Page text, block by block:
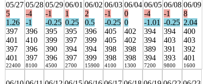
05/27
5
1.26
397
401
397
401
22400
05/28
-4
-1
396
410
396
397
8100
05/29
-1
-0.25
395
399
390
396
4500
06/01
1
0.25
395
397
394
397
2700
06/02
2
0.5
396
399
394
399
15900
06/03
-1
-0.25
405
405
398
398
4100
06/04
0
0
402
402
398
398
1300
06/05
-4
-1.01
394
394
389
394
7200
06/08
-1
-0.25
394
403
391
393
9800
06/09
8
2.04
400
403
392
401
1600